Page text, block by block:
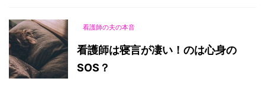
看護師の夫の本音
看護師は寝言が凄い！のは心身の
SOS？